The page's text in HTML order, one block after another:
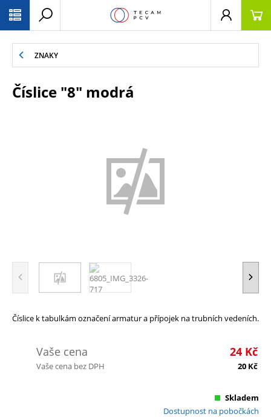
ZNAKY
Číslice "8" modrá
Číslice k tabulkám označení armatur a přípojek na trubních vedeních.
Vaše cena 24 Kč
Vaše cena bez DPH 20 Kč
Skladem
Dostupnost na pobočkách